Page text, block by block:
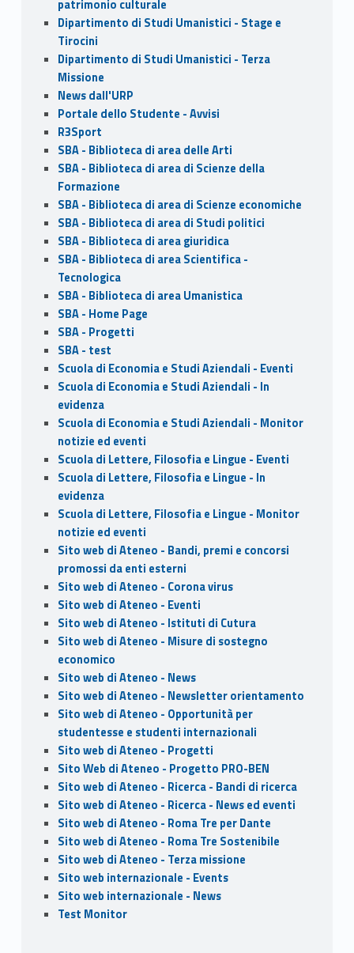
patrimonio culturale
Dipartimento di Studi Umanistici - Stage e
Tirocini
Dipartimento di Studi Umanistici - Terza
Missione
News dall'URP
Portale dello Studente - Avvisi
R3Sport
SBA - Biblioteca di area delle Arti
SBA - Biblioteca di area di Scienze della
Formazione
SBA - Biblioteca di area di Scienze economiche
SBA - Biblioteca di area di Studi politici
SBA - Biblioteca di area giuridica
SBA - Biblioteca di area Scientifica -
Tecnologica
SBA - Biblioteca di area Umanistica
SBA - Home Page
SBA - Progetti
SBA - test
Scuola di Economia e Studi Aziendali - Eventi
Scuola di Economia e Studi Aziendali - In
evidenza
Scuola di Economia e Studi Aziendali - Monitor
notizie ed eventi
Scuola di Lettere, Filosofia e Lingue - Eventi
Scuola di Lettere, Filosofia e Lingue - In
evidenza
Scuola di Lettere, Filosofia e Lingue - Monitor
notizie ed eventi
Sito web di Ateneo - Bandi, premi e concorsi
promossi da enti esterni
Sito web di Ateneo - Corona virus
Sito web di Ateneo - Eventi
Sito web di Ateneo - Istituti di Cutura
Sito web di Ateneo - Misure di sostegno
economico
Sito web di Ateneo - News
Sito web di Ateneo - Newsletter orientamento
Sito web di Ateneo - Opportunità per
studentesse e studenti internazionali
Sito web di Ateneo - Progetti
Sito Web di Ateneo - Progetto PRO-BEN
Sito web di Ateneo - Ricerca - Bandi di ricerca
Sito web di Ateneo - Ricerca - News ed eventi
Sito web di Ateneo - Roma Tre per Dante
Sito web di Ateneo - Roma Tre Sostenibile
Sito web di Ateneo - Terza missione
Sito web internazionale - Events
Sito web internazionale - News
Test Monitor